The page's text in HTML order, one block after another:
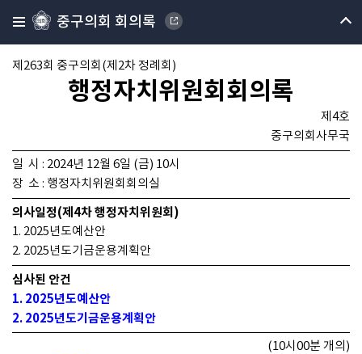
중구의회 회의록
제263회 중구의회(제2차 정례회)
행정자치위원회회의록
제4호
중구의회사무국
일 시 : 2024년 12월 6일 (금) 10시
장 소 : 행정자치위원회회의실
의사일정(제4차 행정자치위원회)
1. 2025년도예산안
2. 2025년도기금운용계획안
심사된 안건
1. 2025년도예산안
2. 2025년도기금운용계획안
(10시00분 개의)